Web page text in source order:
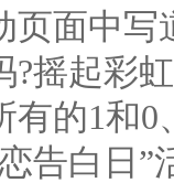
面中写
?摇起彩
有的1和
告白日”